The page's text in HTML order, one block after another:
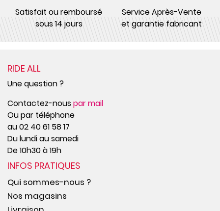
Satisfait ou remboursé
sous 14 jours
Service Après-Vente
et garantie fabricant
RIDE ALL
Une question ?
Contactez-nouspar mail
Ou par téléphone
au 02 40 61 58 17
Du lundi au samedi
De 10h30 à 19h
INFOS PRATIQUES
Qui sommes-nous ?
Nos magasins